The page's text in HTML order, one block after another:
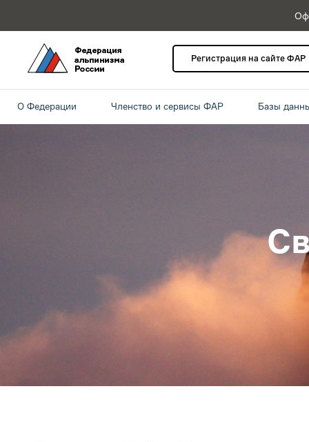
Регистрация на сайте ФАР
О Федерации Членство и сервисы ФАР Базы